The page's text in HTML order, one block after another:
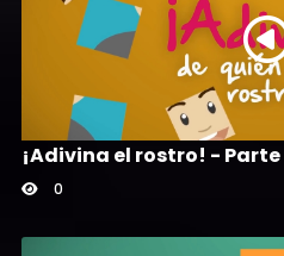
¡Adivina el rostro! - Parte
0